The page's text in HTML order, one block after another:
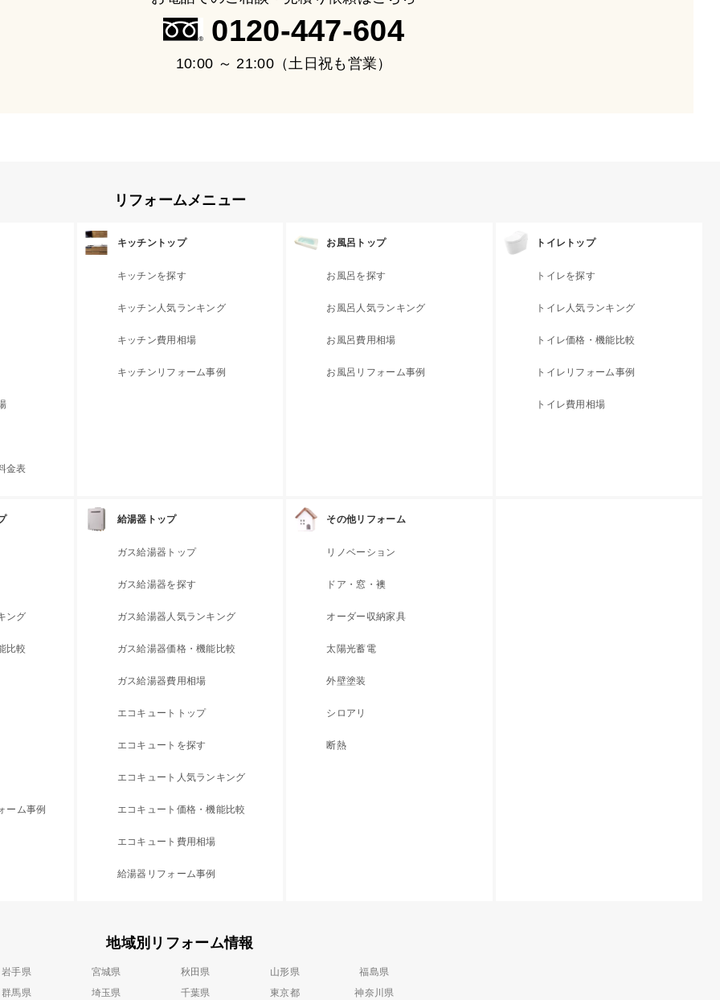
0120-447-604
10:00 ～ 21:00（土日祝も営業）
リフォームメニュー
金表
キッチントップ
キッチンを探す
キッチン人気ランキング
キッチン費用相場
キッチンリフォーム事例
お風呂トップ
お風呂を探す
お風呂人気ランキング
お風呂費用相場
お風呂リフォーム事例
トイレトップ
トイレを探す
トイレ人気ランキング
トイレ価格・機能比較
トイレリフォーム事例
トイレ費用相場
ング
比較
ーム事例
給湯器トップ
ガス給湯器トップ
ガス給湯器を探す
ガス給湯器人気ランキング
ガス給湯器価格・機能比較
ガス給湯器費用相場
エコキュートトップ
エコキュートを探す
エコキュート人気ランキング
エコキュート価格・機能比較
エコキュート費用相場
給湯器リフォーム事例
その他リフォーム
リノベーション
ドア・窓・襖
オーダー収納家具
太陽光蓄電
外壁塗装
シロアリ
断熱
地域別リフォーム情報
岩手県 宮城県 秋田県 山形県
福島県
群馬県
埼玉県 千葉県 東京都 神奈川県